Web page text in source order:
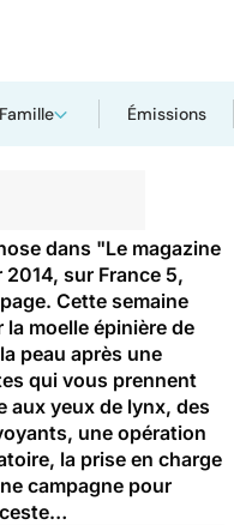
Famille Émissions
dans "Le magazine
sur France 5,
Cette semaine
moelle épinière de
peau après une
qui vous prennent
aux yeux de lynx, des
une opération
la prise en charge
campagne pour